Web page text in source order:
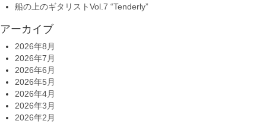
船の上のギタリストVol.7 “Tenderly”
アーカイブ
2026年8月
2026年7月
2026年6月
2026年5月
2026年4月
2026年3月
2026年2月